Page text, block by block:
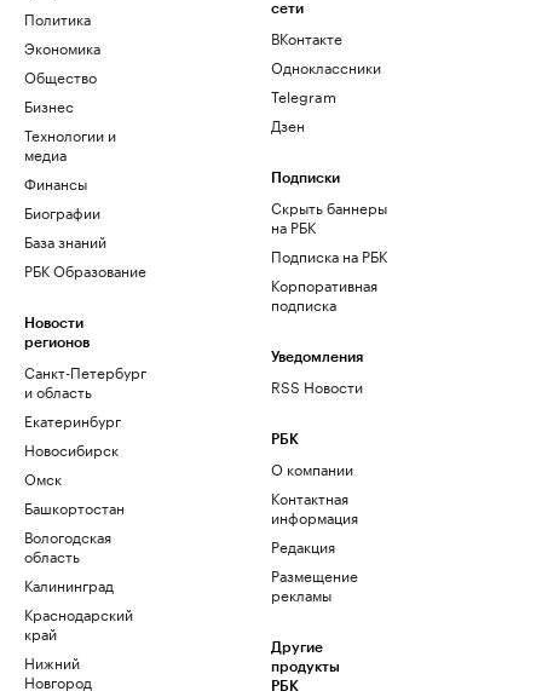
Политика
Экономика
Общество
Бизнес
Технологии и
медиа
Финансы
Биографии
База знаний
РБК Образование
Новости
регионов
Санкт-Петербург
и область
Екатеринбург
Новосибирск
Омск
Башкортостан
Вологодская
область
Калининград
Краснодарский
край
Нижний
Новгород
сети
ВКонтакте
Одноклассники
Telegram
Дзен
Подписки
Скрыть баннеры
на РБК
Подписка на РБК
Корпоративная
подписка
Уведомления
RSS Новости
РБК
О компании
Контактная
информация
Редакция
Размещение
рекламы
Другие
продукты
РБК